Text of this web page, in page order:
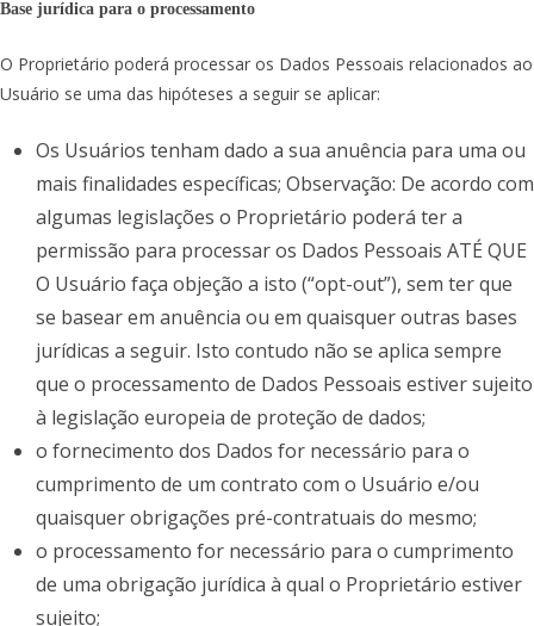
Base jurídica para o processamento
O Proprietário poderá processar os Dados Pessoais relacionados ao
Usuário se uma das hipóteses a seguir se aplicar:
Os Usuários tenham dado a sua anuência para uma ou
mais finalidades específicas; Observação: De acordo com
algumas legislações o Proprietário poderá ter a
permissão para processar os Dados Pessoais ATÉ QUE
O Usuário faça objeção a isto (“opt-out”), sem ter que
se basear em anuência ou em quaisquer outras bases
jurídicas a seguir. Isto contudo não se aplica sempre
que o processamento de Dados Pessoais estiver sujeito
à legislação europeia de proteção de dados;
o fornecimento dos Dados for necessário para o
cumprimento de um contrato com o Usuário e/ou
quaisquer obrigações pré-contratuais do mesmo;
o processamento for necessário para o cumprimento
de uma obrigação jurídica à qual o Proprietário estiver
sujeito;